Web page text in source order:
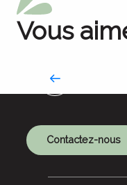
Vous
Contactez-nous